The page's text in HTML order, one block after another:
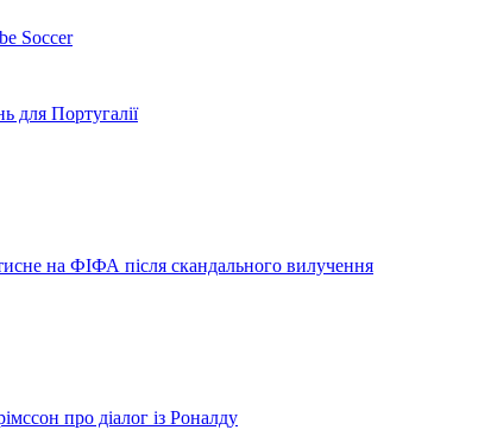
Soccer
для Португалії
на ФІФА після скандального вилучення
про діалог із Роналду